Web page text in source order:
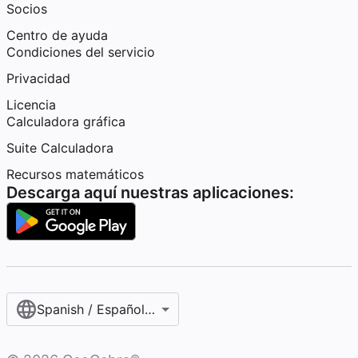
Socios
Centro de ayuda
Condiciones del servicio
Privacidad
Licencia
Calculadora gráfica
Suite Calculadora
Recursos matemáticos
Descarga aquí nuestras aplicaciones:
Spanish / Español (internacional)